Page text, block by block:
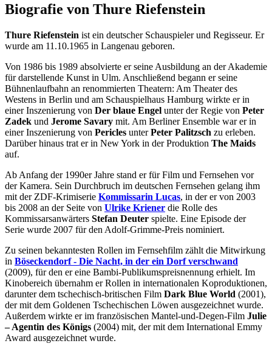
Biografie von Thure Riefenstein
Thure Riefenstein ist ein deutscher Schauspieler und Regisseur. Er
wurde am 11.10.1965 in Langenau geboren.
Von 1986 bis 1989 absolvierte er seine Ausbildung an der Akademie
für darstellende Kunst in Ulm. Anschließend begann er seine
Bühnenlaufbahn an renommierten Theatern: Am Theater des
Westens in Berlin und am Schauspielhaus Hamburg wirkte er in
einer Inszenierung von Der blaue Engel unter der Regie von Peter
Zadek und Jerome Savary mit. Am Berliner Ensemble war er in
einer Inszenierung von Pericles unterPeter Palitzsch zu erleben.
Darüber hinaus trat er in New York in der Produktion The Maids
auf.
Ab Anfang der 1990er Jahre stand er für Film und Fernsehen vor
der Kamera. Sein Durchbruch im deutschen Fernsehen gelang ihm
mit der ZDF-Krimiserie Kommissarin Lucas, in der er von 2003
bis 2008 an der Seite von Ulrike Kriener die Rolle des
Kommissarsanwärters Stefan Deuter spielte. Eine Episode der
Serie wurde 2007 für den Adolf-Grimme-Preis nominiert.
Zu seinen bekanntesten Rollen im Fernsehfilm zählt die Mitwirkung
in Böseckendorf - Die Nacht, in der ein Dorf verschwand
(2009), für den er eine Bambi-Publikumspreisnennung erhielt. Im
Kinobereich übernahm er Rollen in internationalen Koproduktionen,
darunter dem tschechisch-britischen Film Dark Blue World (2001),
der mit dem Goldenen Tschechischen Löwen ausgezeichnet wurde.
Außerdem wirkte er im französischen Mantel-und-Degen-Film Julie
– Agentin des Königs (2004) mit, der mit dem International Emmy
Award ausgezeichnet wurde.